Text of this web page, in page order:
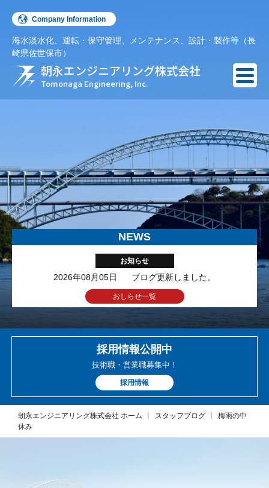
Company Information
English
Español
朝永エンジニアリング株式会社
Tomonaga Engineering, Inc.
海水淡水化、運転・保守管理、メンテナンス、設計・製作等（長
崎県佐世保市）
NEWS
お知らせ
2026年08月05日 ブログ更新しました。
おしらせ一覧
採用情報公開中
技術職・営業職募集中！
採用情報
朝永エンジニアリング株式会社 ホーム スタッフブログ
梅雨の中
休み